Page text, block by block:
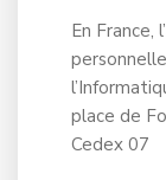
En
place de
Cedex 07